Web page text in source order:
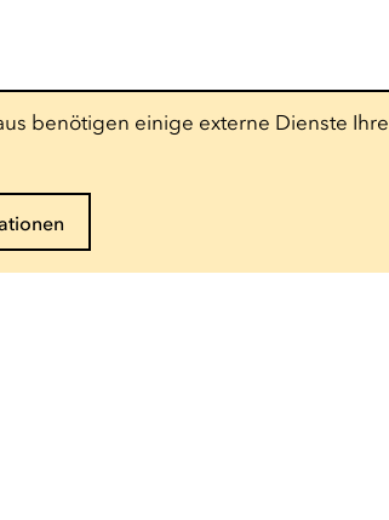
benötigen einige externe Dienste Ihre